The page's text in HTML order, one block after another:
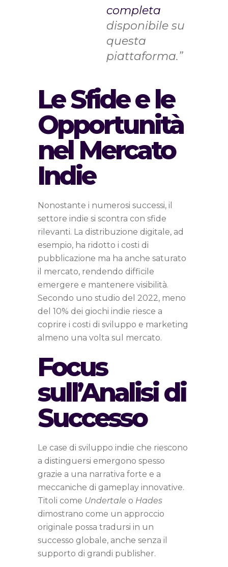
completa
disponibile su
questa
piattaforma.”
Le Sfide e le
Opportunità
nel Mercato
Indie
Nonostante i numerosi successi, il
settore indie si scontra con sfide
rilevanti. La distribuzione digitale, ad
esempio, ha ridotto i costi di
pubblicazione ma ha anche saturato
il mercato, rendendo difficile
emergere e mantenere visibilità.
Secondo uno studio del 2022, meno
del 10% dei giochi indie riesce a
coprire i costi di sviluppo e marketing
almeno una volta sul mercato.
Focus
sull’Analisi di
Successo
Le case di sviluppo indie che riescono
a distinguersi emergono spesso
grazie a una narrativa forte e a
meccaniche di gameplay innovative.
Titoli come Undertale o Hades
dimostrano come un approccio
originale possa tradursi in un
successo globale, anche senza il
supporto di grandi publisher.